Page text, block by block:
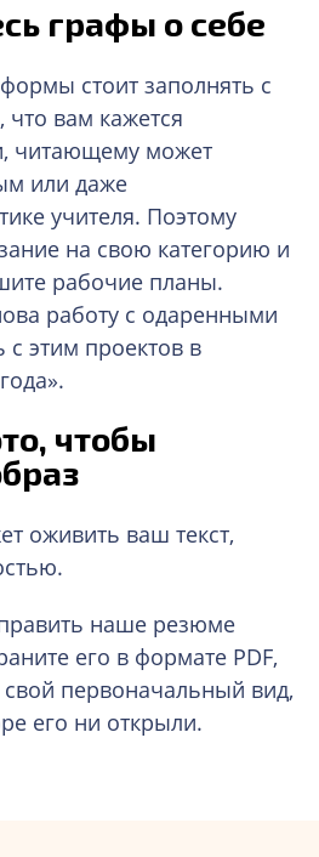
графы о себе
стоит заполнять с
вам кажется
читающему может
или даже
учителя. Поэтому
на свою категорию и
рабочие планы.
работу с одаренными
с этим проектов в
чтобы
оживить ваш текст,
наше резюме
его в формате PDF,
первоначальный вид,
его ни открыли.